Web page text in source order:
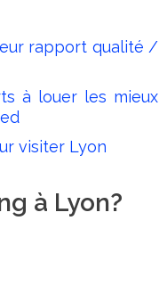
rapport qualité /
à louer les mieux
visiter Lyon
à Lyon?